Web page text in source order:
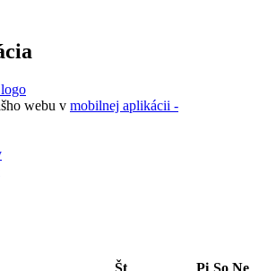
webu v mobilnej aplikácii -
Št Pi So Ne